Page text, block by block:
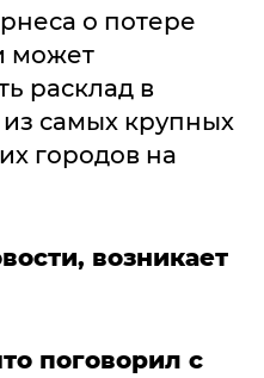
о потере
может
расклад в
самых крупных
городов на
возникает
поговорил с